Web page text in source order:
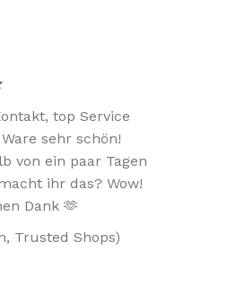
top Service
sehr schön!
von ein paar Tagen
ihr das? Wow!
Dank 🫶
Trusted Shops)